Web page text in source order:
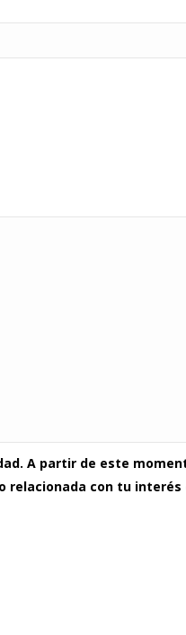
A partir de este
relacionada con tu